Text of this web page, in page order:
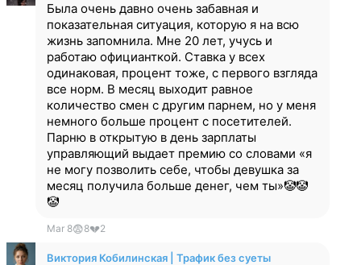
Была очень давно очень забавная и
показательная ситуация, которую я на всю
жизнь запомнила. Мне 20 лет, учусь и
работаю официанткой. Ставка у всех
одинаковая, процент тоже, с первого взгляда
все норм. В месяц выходит равное
количество смен с другим парнем, но у меня
немного больше процент с посетителей.
Парню в открытую в день зарплаты
управляющий выдает премию со словами «я
не могу позволить себе, чтобы девушка за
месяц получила больше денег, чем ты»🤡🤡
🤡
Mar 8😨8💔2
Виктория Кобилинская | Трафик без суеты